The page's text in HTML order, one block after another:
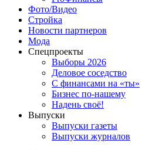
Фото/Видео
Стройка
Новости партнеров
Мода
Спецпроекты
Выборы 2026
Деловое соседство
С финансами на «ты»
Бизнес по-нашему
Надень своё!
Выпуски
Выпуски газеты
Выпуски журналов